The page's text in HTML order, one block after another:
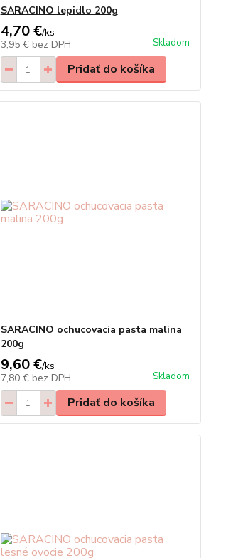
SARACINO lepidlo 200g
4,70 €/ks
3,95 € bez DPH Skladom
Pridať do košíka
SARACINO ochucovacia pasta malina
200g
9,60 €/ks
7,80 € bez DPH Skladom
Pridať do košíka